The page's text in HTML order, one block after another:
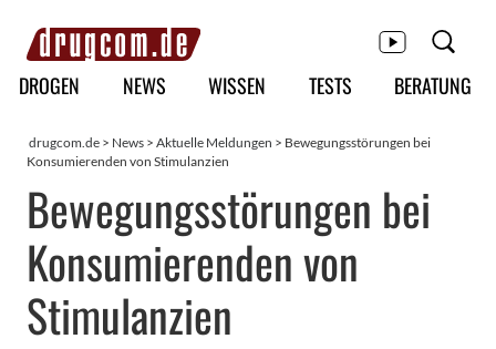
Hauptmenü
DROGEN NEWS WISSEN TESTS BERATUNG
drugcom.de > News > Aktuelle Meldungen > Bewegungsstörungen bei
Konsumierenden von Stimulanzien
Bewegungsstörungen bei
Konsumierenden von
Stimulanzien